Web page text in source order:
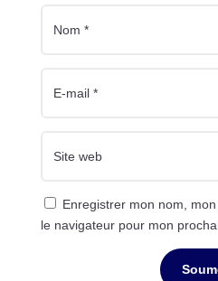
Enregistrer mon nom,
le navigateur pour mon